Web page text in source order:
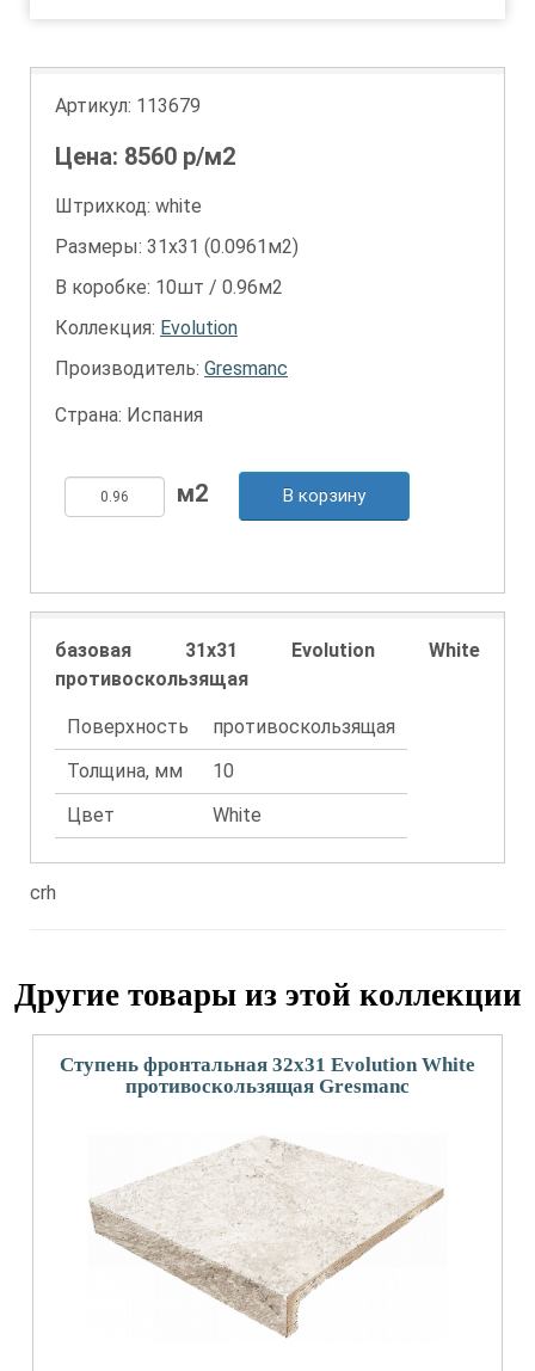
Артикул: 113679
Цена: 8560 р/м2
Штрихкод: white
Размеры: 31х31 (0.0961м2)
В коробке: 10шт / 0.96м2
Коллекция: Evolution
Производитель: Gresmanc
Страна: Испания
В корзину
базовая 31x31 Evolution White
противоскользящая
Поверхность
противоскользящая
Толщина, мм
10
Цвет
White
crh
Другие товары из этой коллекции
Ступень фронтальная 32x31 Evolution White
противоскользящая Gresmanc